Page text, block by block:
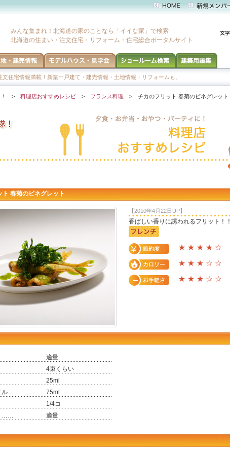
みんな集まれ！北海道の家のことなら「イイな家」で検索
北海道の住まい・注文住宅・リフォーム・住宅総合ポータルサイト
宅情報満載！新築一戸建て・建売情報・土地情報・リフォームも。
> 料理店おすすめレシピ > フランス料理 > チカのフリット 春菊のビネグレット
春菊のビネグレット
【2010年4月22日UP】
香ばしい香りに誘われるフリット！！
★ ★ ★ ★ ☆
★ ★ ★ ☆ ☆
★ ★ ★ ☆ ☆
適量
4束くらい
25ml
ル……
75ml
1/4コ
……
適量